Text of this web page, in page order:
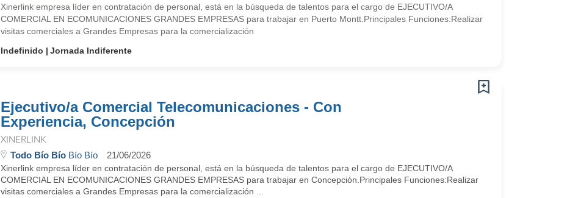
Xinerlink empresa líder en contratación de personal, está en la búsqueda de talentos para el cargo de EJECUTIVO/A
COMERCIAL EN ECOMUNICACIONES GRANDES EMPRESAS para trabajar en Puerto Montt.Principales Funciones:Realizar
visitas comerciales a Grandes Empresas para la comercialización
Indefinido
Jornada Indiferente
Ejecutivo/a Comercial Telecomunicaciones - Con
Experiencia, Concepción
XINERLINK
Todo Bío BíoBío Bío 21/06/2026
Xinerlink empresa líder en contratación de personal, está en la búsqueda de talentos para el cargo de EJECUTIVO/A
COMERCIAL EN ECOMUNICACIONES GRANDES EMPRESAS para trabajar en Concepción.Principales Funciones:Realizar
visitas comerciales a Grandes Empresas para la comercialización ...